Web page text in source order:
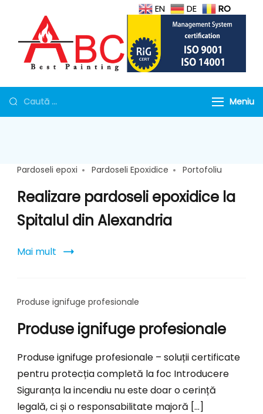
tubulaturi de ventilatie,
Torcret rezistent la foc Meniu
Pardoseli epoxi Pardoseli Epoxidice Portofoliu
Realizare pardoseli epoxidice la
Spitalul din Alexandria
Mai mult
Produse ignifuge profesionale
Produse ignifuge profesionale
Produse ignifuge profesionale – soluții certificate
pentru protecția completă la foc Introducere
Siguranța la incendiu nu este doar o cerință
legală, ci și o responsabilitate majoră […]
EN DE RO